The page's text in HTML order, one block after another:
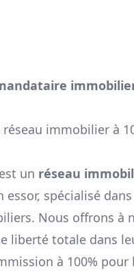
immobilier à
un réseau
essor, spécialisé
Nous offrons à
liberté totale dans
à 100% pour